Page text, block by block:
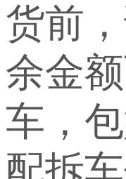
货前
余金
车，